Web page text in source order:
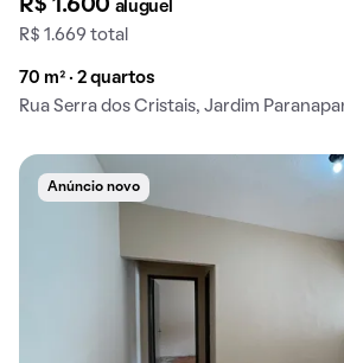
R$ 1.600 aluguel
R$ 1.669 total
70 m² · 2 quartos
Rua Serra dos Cristais, Jardim
Anúncio novo